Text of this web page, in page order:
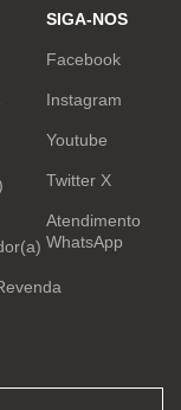
SIGA-NOS
Facebook
Instagram
Youtube
Twitter X
Atendimento
WhatsApp